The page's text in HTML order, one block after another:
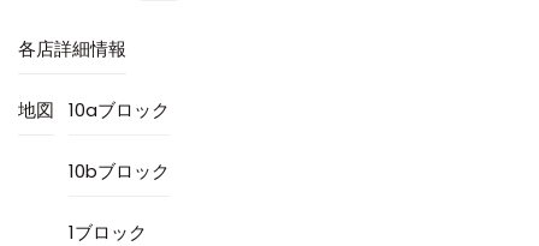
各店詳細情報
地図 10aブロック
10bブロック
1ブロック